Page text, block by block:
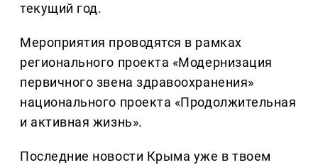
текущий год.
Мероприятия проводятся в рамках
регионального проекта «Модернизация
первичного звена здравоохранения»
национального проекта «Продолжительная
и активная жизнь».
Последние новости Крыма уже в твоем